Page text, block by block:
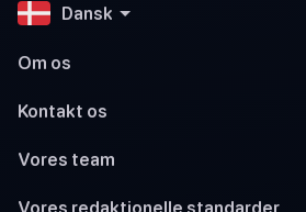
Dansk
Om os
Kontakt os
Vores team
Vores redaktionelle standarder